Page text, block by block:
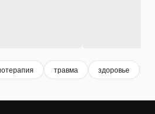
травма здоровье